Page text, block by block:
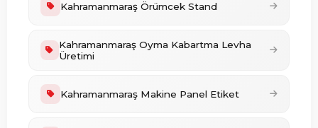
Kahramanmaraş Örümcek Stand
Kahramanmaraş Oyma Kabartma Levha
Üretimi
Kahramanmaraş Makine Panel Etiket